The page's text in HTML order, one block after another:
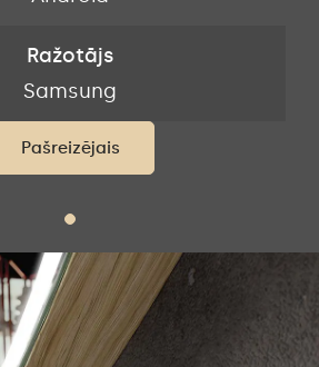
Ražotājs
Samsung
Pašreizējais